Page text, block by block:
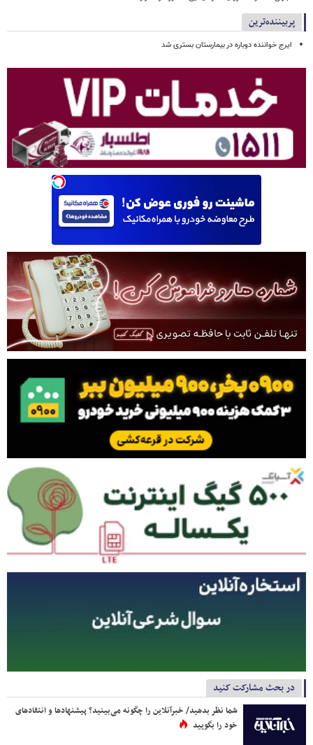
پربیننده‌ترین
ایرج خواننده دوباره در بیمارستان بستری شد
در بحث مشارکت کنید
شما نظر بدهید/ خبرآنلاین را چگونه می‌بینید؟ پیشنهادها و انتقادهای
خود را بگویید